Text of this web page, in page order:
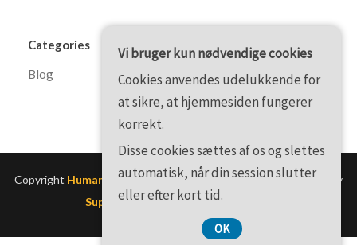
Categories
Blog
Copyright Humanrightsmarch.dk. All rights reserved.| Theme by
SuperbThemes WordPress Themes
Vi bruger kun nødvendige cookies
Cookies anvendes udelukkende for
at sikre, at hjemmesiden fungerer
korrekt.
Disse cookies sættes af os og slettes
automatisk, når din session slutter
eller efter kort tid.
OK